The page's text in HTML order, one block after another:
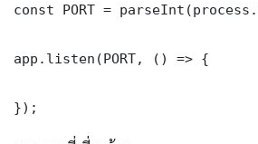
const PORT =
app.listen(PORT, () => {
});